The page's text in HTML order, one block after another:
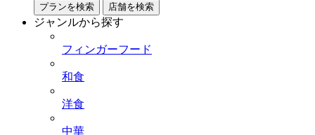
プランを検索 店舗を検索
ジャンルから探す
フィンガーフード
和食
洋食
中華